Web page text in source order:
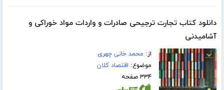
دانلود کتاب تجارت ترجیحی صادرات و واردات مواد خوراکی و
آشامیدنی
از: محمد خانی چهری
موضوع: اقتصاد کلان
۳۳۴ صفحه